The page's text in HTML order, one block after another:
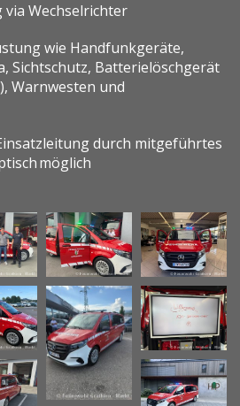
Wechselrichter
wie Handfunkgeräte,
Sichtschutz, Batterielöschgerät
Warnwesten und
durch mitgeführtes
möglich